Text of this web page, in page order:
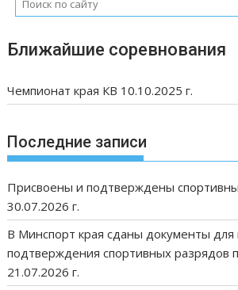
Ближайшие соревнования
Чемпионат края КВ 10.10.2025 г.
Последние записи
Присвоены и подтверждены
30.07.2026 г.
В Минспорт края сданы документы для
подтверждения спортивных разрядов
21.07.2026 г.